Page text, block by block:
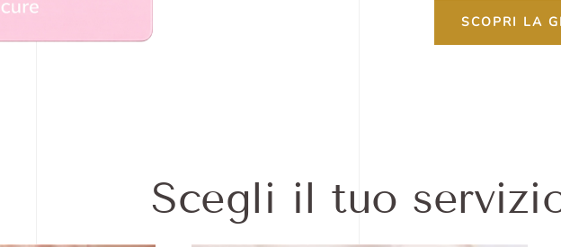
SCOPRI LA
Scegli il tuo